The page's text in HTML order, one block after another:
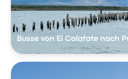
Busse von El Calafate nach